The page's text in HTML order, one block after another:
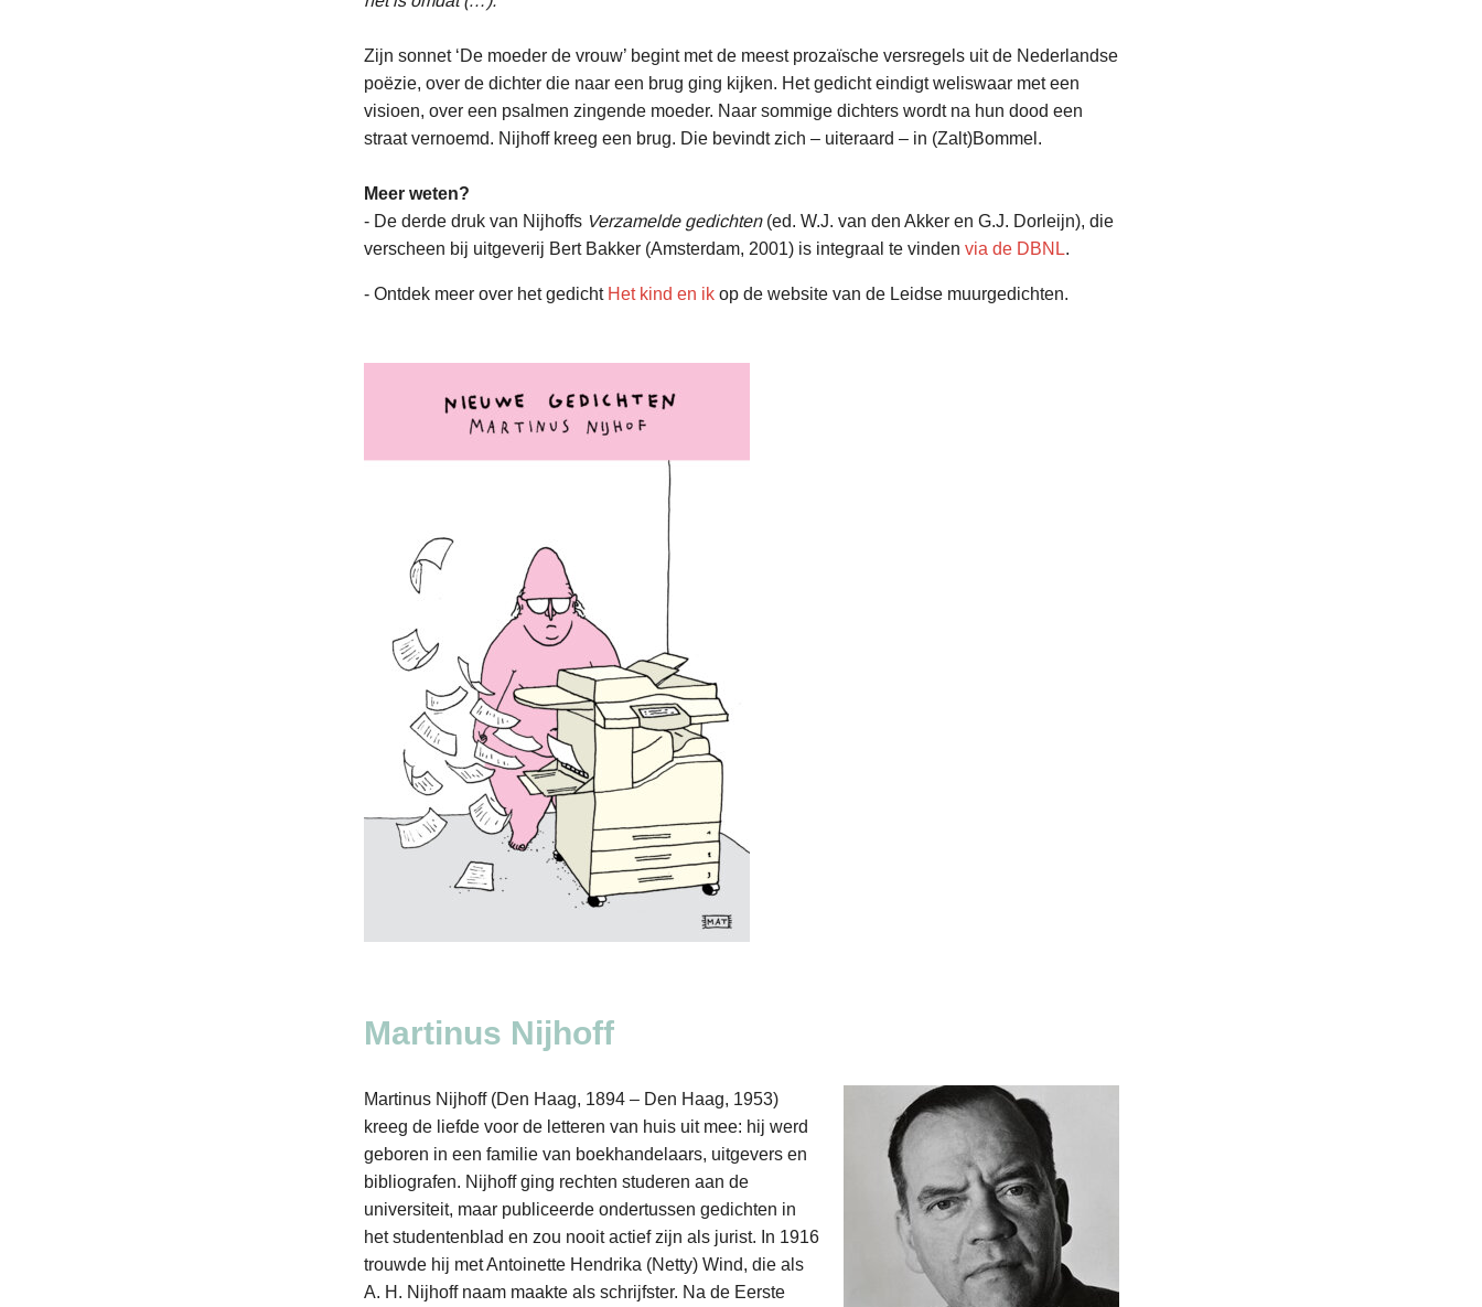
Zijn sonnet ‘De moeder de vrouw’ begint met de meest prozaïsche versregels uit de Nederlandse
poëzie, over de dichter die naar een brug ging kijken. Het gedicht eindigt weliswaar met een
visioen, over een psalmen zingende moeder. Naar sommige dichters wordt na hun dood een
straat vernoemd. Nijhoff kreeg een brug. Die bevindt zich – uiteraard – in (Zalt)Bommel.
Meer weten?
- De derde druk van Nijhoffs Verzamelde gedichten(ed. W.J. van den Akker en G.J. Dorleijn), die
verscheen bij uitgeverij Bert Bakker (Amsterdam, 2001) is integraal te vinden via de DBNL.
- Ontdek meer over het gedicht Het kind en ikop de website van de Leidse muurgedichten.
Martinus Nijhoff
Martinus Nijhoff (Den Haag, 1894 – Den Haag, 1953)
kreeg de liefde voor de letteren van huis uit mee: hij werd
geboren in een familie van boekhandelaars, uitgevers en
bibliografen. Nijhoff ging rechten studeren aan de
universiteit, maar publiceerde ondertussen gedichten in
het studentenblad en zou nooit actief zijn als jurist. In 1916
trouwde hij met Antoinette Hendrika (Netty) Wind, die als
A. H. Nijhoff naam maakte als schrijfster. Na de Eerste